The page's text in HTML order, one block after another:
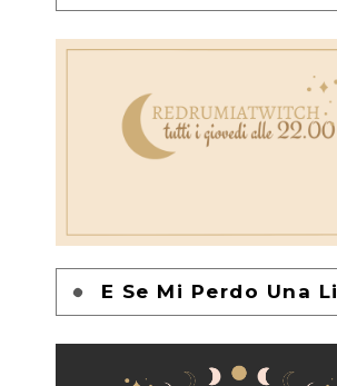
E Se Mi Perdo Una